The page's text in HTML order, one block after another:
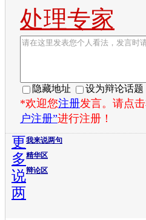
处理专家
隐藏地址 设为辩论话题
*欢迎您注册发言。请点
户注册”进行注册！
我来说两句
精华区
辩论区
更
多
说
两